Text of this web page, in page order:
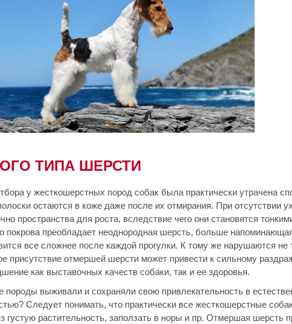
ТИПА ШЕРСТИ
у жесткошерстных пород собак была практически утрачена
остаются в коже даже после их отмирания. При отсутствии
пространства для роста, вследствие чего они становятся
покрова преобладает неоднородная шерсть, больше
все сложнее после каждой прогулки. К тому же нарушаются не
присутствие отмершей шерсти может привести к сильному
как выставочных качеств собаки, так и ее здоровья.
породы выживали и сохраняли свою привлекательность в
Следует понимать, что практически все жесткошерстные
густую растительность, заползать в норы и пр. Отмершая шерсть